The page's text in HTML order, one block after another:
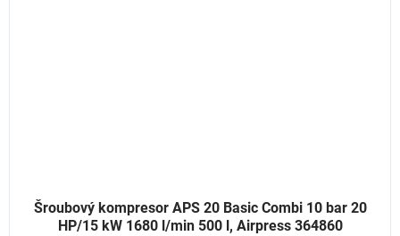
Šroubový kompresor APS 20 Basic Combi 10 bar 20
HP/15 kW 1680 l/min 500 l, Airpress 364860